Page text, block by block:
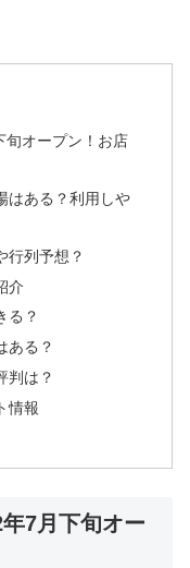
旬オープン！お店
はある？利用しや
行列予想？
介
る？
ある？
判は？
情報
7月下旬オー